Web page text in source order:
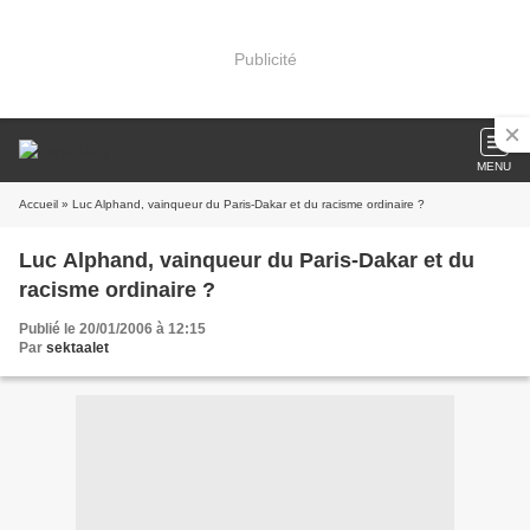
Publicité
MENU
Accueil » Luc Alphand, vainqueur du Paris-Dakar et du racisme ordinaire ?
Luc Alphand, vainqueur du Paris-Dakar et du
racisme ordinaire ?
Publié le 20/01/2006 à 12:15
Par sektaalet